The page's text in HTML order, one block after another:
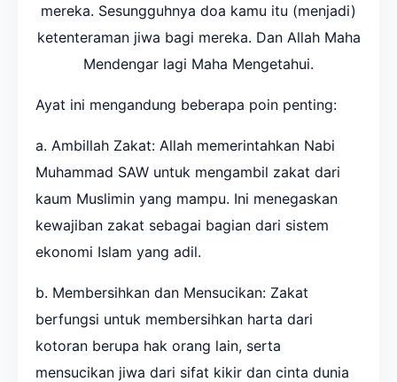
mereka. Sesungguhnya doa kamu itu (menjadi)
ketenteraman jiwa bagi mereka. Dan Allah Maha
Mendengar lagi Maha Mengetahui.
Ayat ini mengandung beberapa poin penting:
a. Ambillah Zakat: Allah memerintahkan Nabi
Muhammad SAW untuk mengambil zakat dari
kaum Muslimin yang mampu. Ini menegaskan
kewajiban zakat sebagai bagian dari sistem
ekonomi Islam yang adil.
b. Membersihkan dan Mensucikan: Zakat
berfungsi untuk membersihkan harta dari
kotoran berupa hak orang lain, serta
mensucikan jiwa dari sifat kikir dan cinta dunia